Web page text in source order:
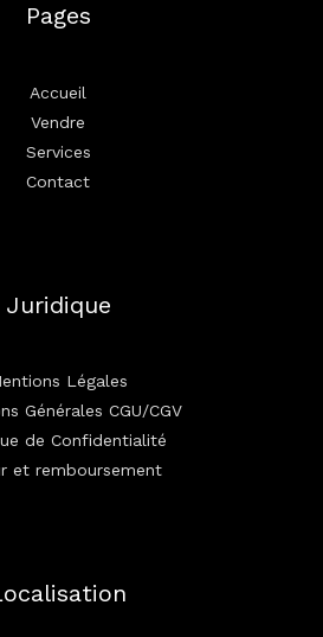
Pages
Accueil
Vendre
Services
Contact
Juridique
Légales
Générales CGU/CGV
de Confidentialité
et remboursement